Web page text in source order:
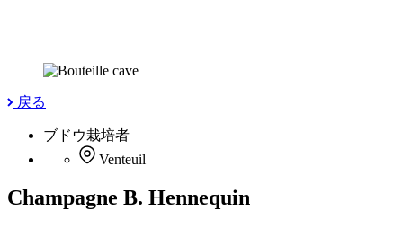
戻る
ブドウ栽培者
Venteuil
Champagne B. Hennequin